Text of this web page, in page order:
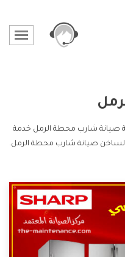
صيانة شارب محطة الرمل خدمة
صيانة شارب محطة الرمل.